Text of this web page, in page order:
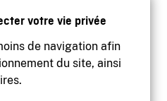
votre vie privée
de navigation afin
du site, ainsi